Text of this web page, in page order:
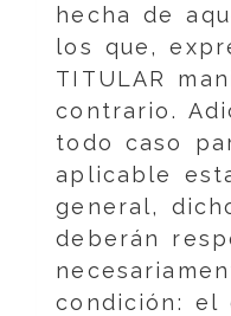
hecha de
los que,
TITULAR
contrario.
todo caso
aplicable
general,
deberán
condición: el